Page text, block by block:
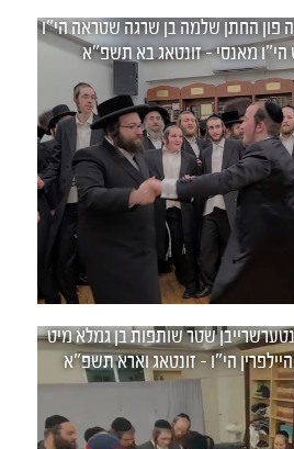
פון החתן שלמה בן שרגה שטראה הי"ו
הי"ו מאנסי - זונטאג בא תשפ"א
שטר שותפות בן גמלא מיט
הי"ו - זונטאג וארא תשפ"א